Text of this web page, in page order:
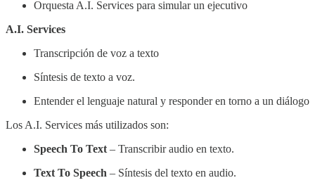
Orquesta A.I. Services para simular un ejecutivo
A.I. Services
Transcripción de voz a texto
Síntesis de texto a voz.
Entender el lenguaje natural y responder en torno a un diálogo
Los A.I. Services más utilizados son:
Speech To Text – Transcribir audio en texto.
Text To Speech – Síntesis del texto en audio.